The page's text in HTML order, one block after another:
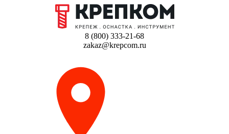
8 (800) 333-21-68
zakaz@krepcom.ru